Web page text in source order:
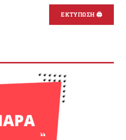
ΕΚΤΥΠΩΣΗ 🖨